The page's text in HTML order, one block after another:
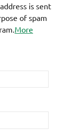
is sent
of spam
More